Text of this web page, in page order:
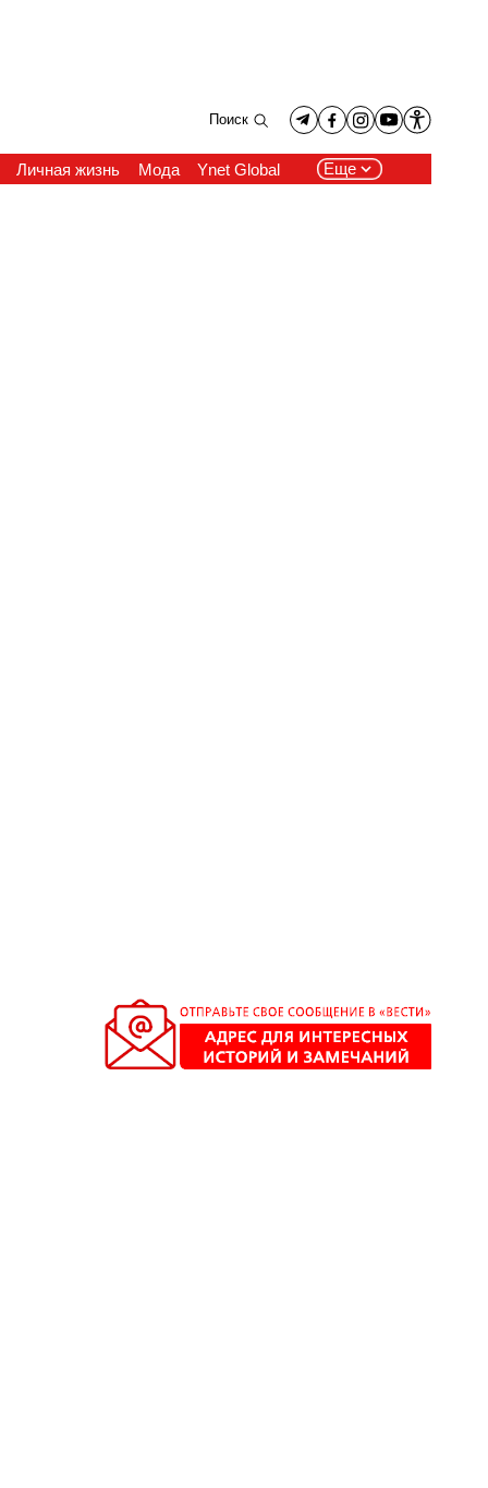
Поиск
Личная жизнь Мода Ynet Global Еще